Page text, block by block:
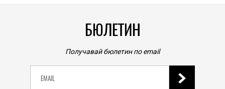
БЮЛЕТИН
Получавай бюлетин по email